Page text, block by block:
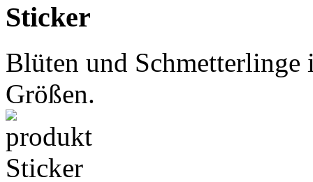
Sticker
Blüten und Schmetterlinge
Größen.